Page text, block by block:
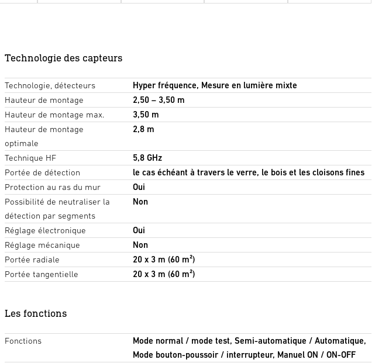
Technologie des capteurs
Technologie, détecteurs
Hyper fréquence, Mesure en lumière mixte
Hauteur de montage
2,50 – 3,50 m
Hauteur de montage max.
3,50 m
Hauteur de montage
optimale
2,8 m
Technique HF
5,8 GHz
Portée de détection
le cas échéant à travers le verre, le bois et les cloisons fines
Protection au ras du mur
Oui
Possibilité de neutraliser la
détection par segments
Non
Réglage électronique
Oui
Réglage mécanique
Non
Portée radiale
20 x 3 m (60 m²)
Portée tangentielle
20 x 3 m (60 m²)
Les fonctions
Fonctions
Mode normal / mode test, Semi-automatique / Automatique,
Mode bouton-poussoir / interrupteur, Manuel ON / ON-OFF